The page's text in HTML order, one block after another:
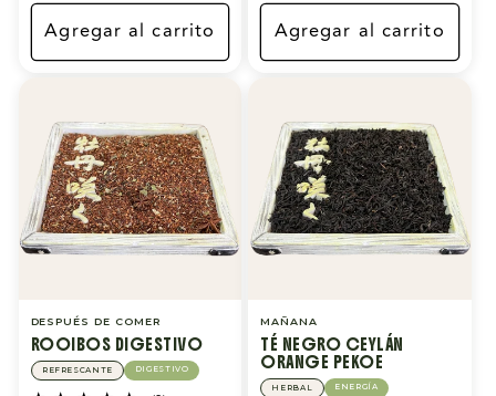
Agregar al carrito Agregar al carrito
DESPUÉS DE COMER
ROOIBOS DIGESTIVO
REFRESCANTE DIGESTIVO
MAÑANA
TÉ NEGRO CEYLÁN
ORANGE PEKOE
HERBAL ENERGÍA